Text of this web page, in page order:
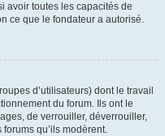
avoir toutes les capacités de
ce que le fondateur a autorisé.
d’utilisateurs) dont le travail
du forum. Ils ont le
de verrouiller, déverrouiller,
qu’ils modèrent.